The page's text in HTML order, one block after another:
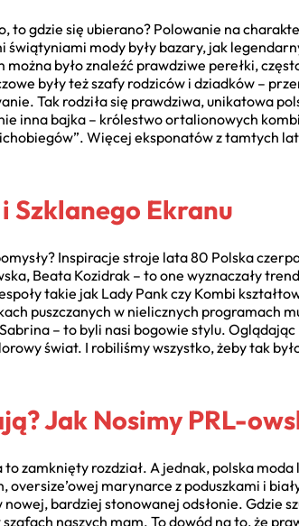
to gdzie się ubierano? Polowanie na
mody były bazary, jak
można było znaleźć prawdziwe perełki,
były też szafy rodziców i dziadków –
Tak rodziła się prawdziwa, unikatowa
inna bajka – królestwo ortalionowych
Więcej eksponatów z tamtych
Szklanego Ekranu
Inspiracje stroje lata 80 Polska
Beata Kozidrak – to one wyznaczały
takie jak Lady Pank czy Kombi
puszczanych w nielicznych programach
– to byli nasi bogowie stylu.
świat. I robiliśmy wszystko, żeby tak
Jak Nosimy PRL-
to zamknięty rozdział. A jednak, polska
oversize’owej marynarce z poduszkami i
bardziej stonowanej odsłonie. Gdzie
naszych mam. To dowód na to, że